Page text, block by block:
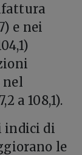
e nei
nel
a 108,1).
indici di
le